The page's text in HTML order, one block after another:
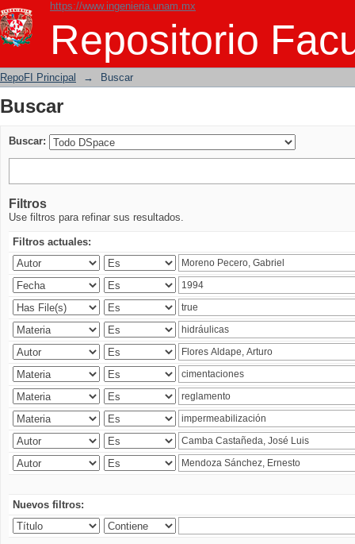
https://www.ingenieria.unam.mx
Repositorio
Buscar
RepoFI Principal → Buscar
Buscar
Buscar:
Filtros
Use filtros para refinar sus resultados.
Filtros actuales:
Nuevos filtros: